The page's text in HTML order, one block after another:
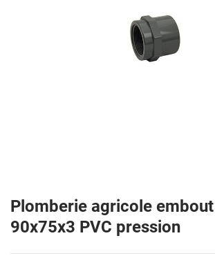
Plomberie agricole
90x75x3 PVC pression